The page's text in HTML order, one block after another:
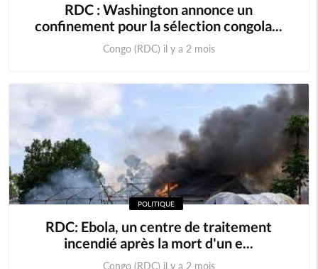
RDC : Washington annonce un
confinement pour la sélection congola...
Congo (RDC) il y a 2 mois
POLITIQUE
RDC: Ebola, un centre de traitement
incendié après la mort d'un e...
Congo (RDC) il y a 2 mois